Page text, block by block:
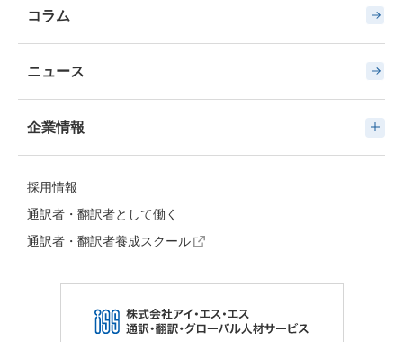
コラム
ニュース
企業情報
採用情報
通訳者・翻訳者として働く
通訳者・翻訳者養成スクール